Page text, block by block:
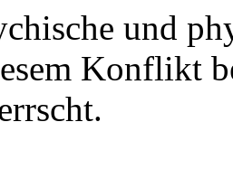
und
Konflikt